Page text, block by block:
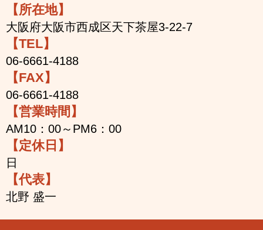
【所在地】
大阪府大阪市西成区天下茶屋3-22-7
【TEL】
06-6661-4188
【FAX】
06-6661-4188
【営業時間】
AM10：00～PM6：00
【定休日】
日
【代表】
北野 盛一